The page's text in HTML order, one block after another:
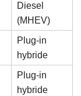
Diesel
(MHEV)
Plug-in
hybride
Plug-in
hybride